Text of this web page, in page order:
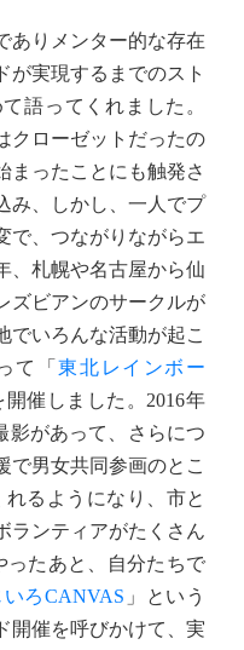
りメンター的な存在
が実現するまでのスト
語ってくれました。
クローゼットだったの
まったことにも触発さ
み、しかし、一人でプ
で、つながりながらエ
、札幌や名古屋から仙
ズビアンのサークルが
でいろんな活動が起こ
て「東北レインボー
開催しました。2016年
影があって、さらにつ
で男女共同参画のとこ
るようになり、市と
ランティアがたくさん
ったあと、自分たちで
いろCANVAS 」という
開催を呼びかけて、実